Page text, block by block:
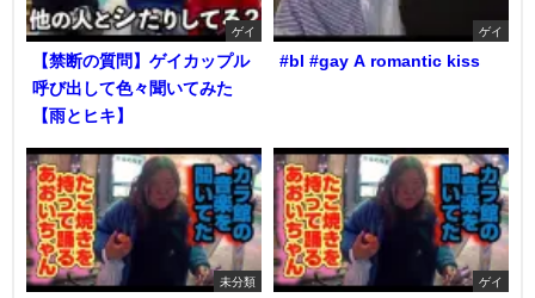
ゲイ
【禁断の質問】ゲイカップル
呼び出して色々聞いてみた
【雨とヒキ】
ゲイ
#bl #gay A romantic kiss
未分類 ゲイ